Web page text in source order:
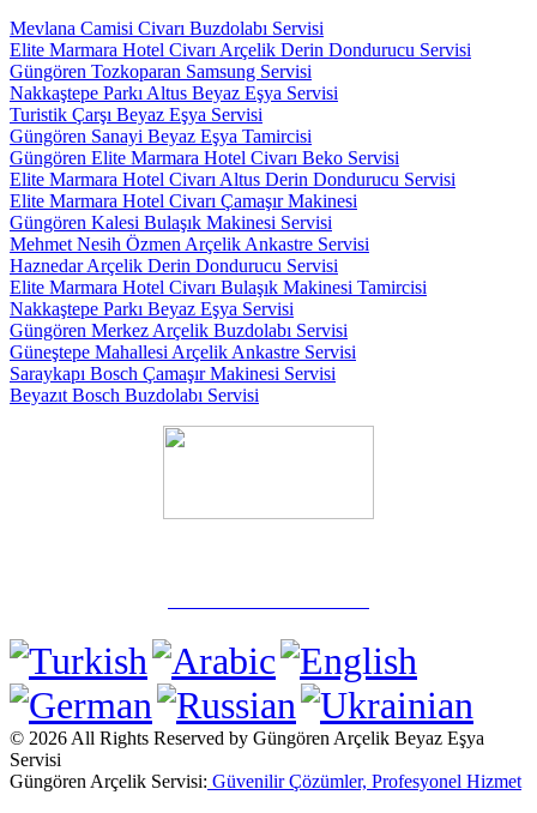
Mevlana Camisi Civarı Buzdolabı Servisi
Elite Marmara Hotel Civarı Arçelik Derin Dondurucu Servisi
Güngören Tozkoparan Samsung Servisi
Nakkaştepe Parkı Altus Beyaz Eşya Servisi
Turistik Çarşı Beyaz Eşya Servisi
Güngören Sanayi Beyaz Eşya Tamircisi
Güngören Elite Marmara Hotel Civarı Beko Servisi
Elite Marmara Hotel Civarı Altus Derin Dondurucu Servisi
Elite Marmara Hotel Civarı Çamaşır Makinesi
Güngören Kalesi Bulaşık Makinesi Servisi
Mehmet Nesih Özmen Arçelik Ankastre Servisi
Haznedar Arçelik Derin Dondurucu Servisi
Elite Marmara Hotel Civarı Bulaşık Makinesi Tamircisi
Nakkaştepe Parkı Beyaz Eşya Servisi
Güngören Merkez Arçelik Buzdolabı Servisi
Güneştepe Mahallesi Arçelik Ankastre Servisi
Saraykapı Bosch Çamaşır Makinesi Servisi
Beyazıt Bosch Buzdolabı Servisi
© 2026 All Rights Reserved by Güngören Arçelik Beyaz Eşya
Servisi
Güngören Arçelik Servisi: Güvenilir Çözümler, Profesyonel Hizmet